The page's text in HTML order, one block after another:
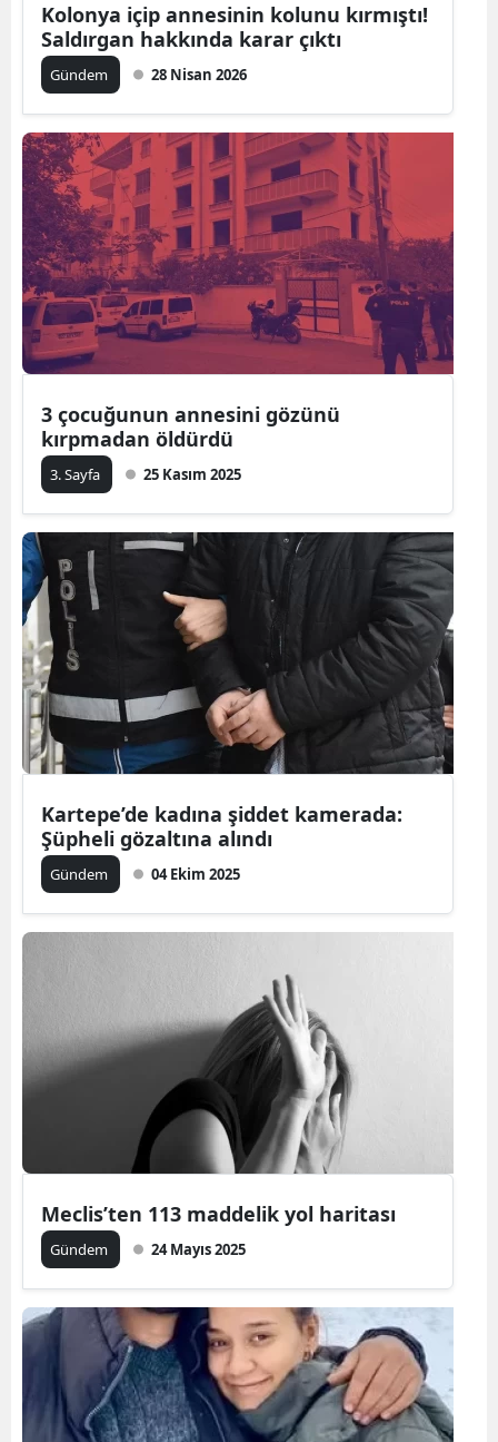
Kolonya içip annesinin kolunu kırmıştı!
Saldırgan hakkında karar çıktı
Gündem 28 Nisan 2026
3 çocuğunun annesini gözünü
kırpmadan öldürdü
3. Sayfa 25 Kasım 2025
Kartepe’de kadına şiddet kamerada:
Şüpheli gözaltına alındı
Gündem 04 Ekim 2025
Meclis’ten 113 maddelik yol haritası
Gündem 24 Mayıs 2025